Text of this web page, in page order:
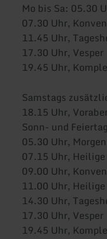
Mo bis Sa: 05.30
07.30 Uhr,
11.45 Uhr,
17.30 Uhr, Vesper
19.45 Uhr,
Samstags
18.15 Uhr,
Sonn- und
05.30 Uhr,
07.15 Uhr, Heilige
09.00 Uhr,
11.00 Uhr, Heilige
14.30 Uhr,
17.30 Uhr, Vesper
19.45 Uhr,